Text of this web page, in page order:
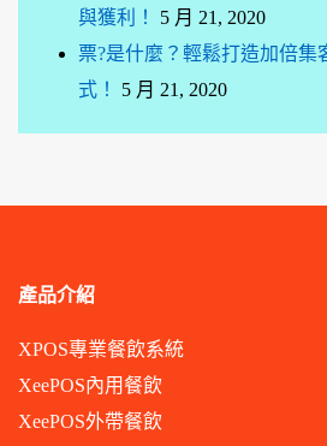
與獲利！
5 月 21, 2020
票?是什麼？輕鬆打造加倍集
式！
5 月 21, 2020
產品介紹
XPOS專業餐飲系統
XeePOS內用餐飲
XeePOS外帶餐飲